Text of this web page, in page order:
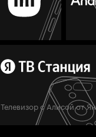
Телевизор с Алисой от